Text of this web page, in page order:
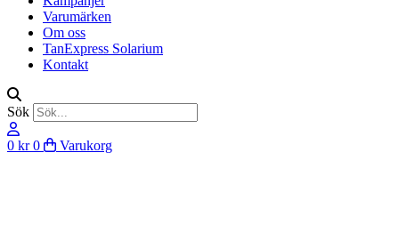
Varumärken
Om oss
TanExpress Solarium
Kontakt
Sök
0 kr 0 Varukorg